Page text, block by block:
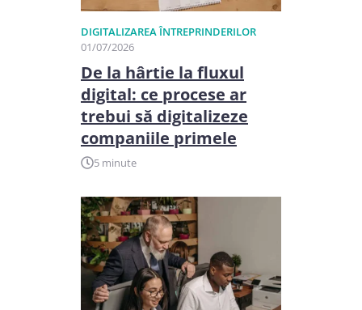
DIGITALIZAREA ÎNTREPRINDERILOR
01/07/2026
De la hârtie la fluxul
digital: ce procese ar
trebui să digitalizeze
companiile primele
5 minute